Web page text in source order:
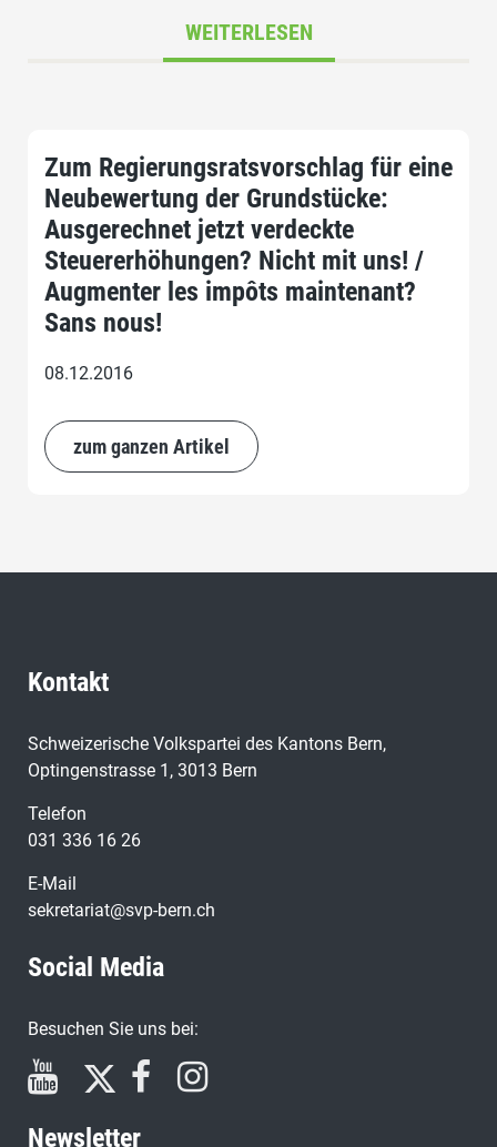
WEITERLESEN
Zum Regierungsratsvorschlag für eine
Neubewertung der Grundstücke:
Ausgerechnet jetzt verdeckte
Steuererhöhungen? Nicht mit uns! /
Augmenter les impôts maintenant?
Sans nous!
08.12.2016
zum ganzen Artikel
Kontakt
Schweizerische Volkspartei des Kantons Bern,
Optingenstrasse 1, 3013 Bern
Telefon
031 336 16 26
E-Mail
sekretariat@svp-bern.ch
Social Media
Besuchen Sie uns bei:
Newsletter